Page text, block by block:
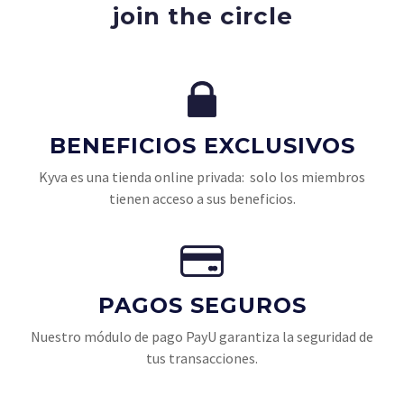
join the circle
BENEFICIOS EXCLUSIVOS
Kyva es una tienda online privada: solo los miembros
tienen acceso a sus beneficios.
PAGOS SEGUROS
Nuestro módulo de pago PayU garantiza la seguridad de
tus transacciones.